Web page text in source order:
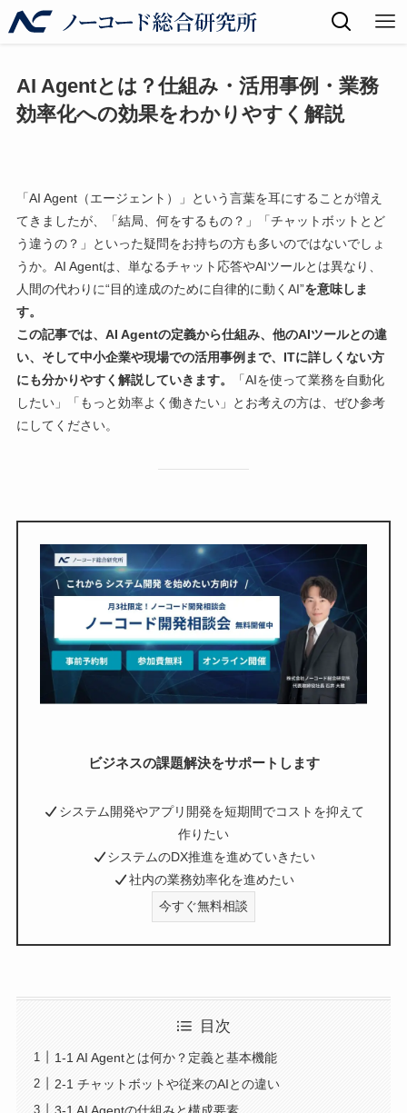
AI Agentとは？仕組み・活用事例・業務
効率化への効果をわかりやすく解説
「AI Agent（エージェント）」という言葉を耳にすることが増え
てきましたが、「結局、何をするもの？」「チャットボットとど
う違うの？」といった疑問をお持ちの方も多いのではないでしょ
うか。AI Agentは、単なるチャット応答やAIツールとは異なり、
人間の代わりに“目的達成のために自律的に動くAI”を意味しま
す。
この記事では、AI Agentの定義から仕組み、他のAIツールとの違
い、そして中小企業や現場での活用事例まで、ITに詳しくない方
にも分かりやすく解説していきます。
「AIを使って業務を自動化
したい」「もっと効率よく働きたい」とお考えの方は、ぜひ参考
にしてください。
ビジネスの課題解決をサポートします
システム開発やアプリ開発を短期間でコストを抑えて
作りたい
システムのDX推進を進めていきたい
社内の業務効率化を進めたい
今すぐ無料相談
目次
1-1 AI Agentとは何か？定義と基本機能
2-1 チャットボットや従来のAIとの違い
3-1 AI Agentの仕組みと構成要素